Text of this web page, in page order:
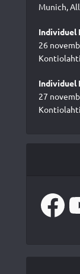
Munich,
Individuel
26
Individuel
27
Facebook